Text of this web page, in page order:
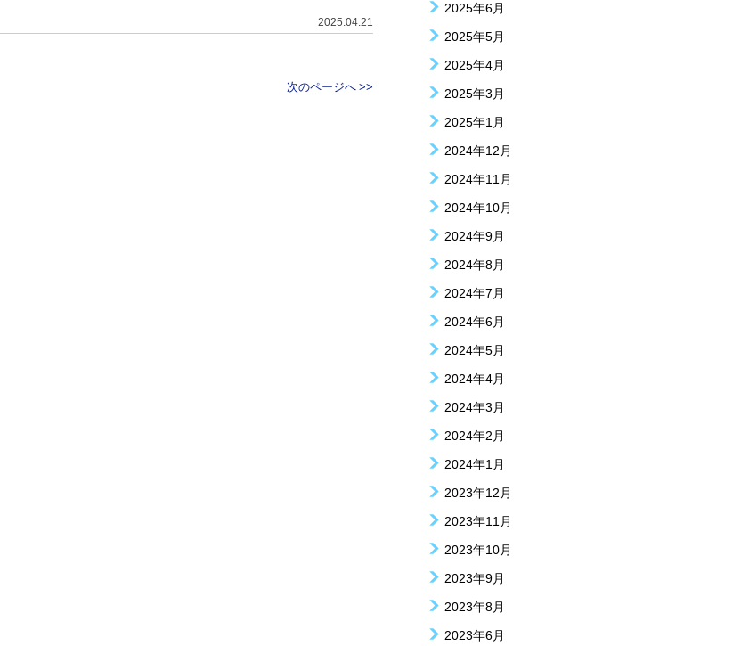
2025.04.21
次のページへ >>
2025年6月
2025年5月
2025年4月
2025年3月
2025年1月
2024年12月
2024年11月
2024年10月
2024年9月
2024年8月
2024年7月
2024年6月
2024年5月
2024年4月
2024年3月
2024年2月
2024年1月
2023年12月
2023年11月
2023年10月
2023年9月
2023年8月
2023年6月